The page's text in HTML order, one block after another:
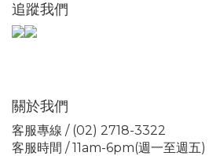
追蹤我們
關於我們
客服專線 / (02) 2718-3322
客服時間 / 11am-6pm(週一至週五)